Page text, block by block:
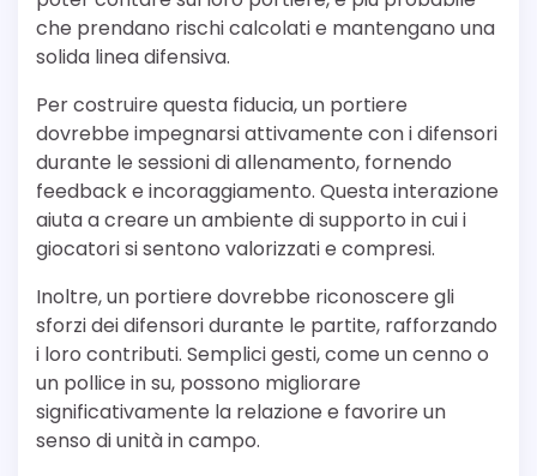
che prendano rischi calcolati e mantengano una
solida linea difensiva.
Per costruire questa fiducia, un portiere
dovrebbe impegnarsi attivamente con i difensori
durante le sessioni di allenamento, fornendo
feedback e incoraggiamento. Questa interazione
aiuta a creare un ambiente di supporto in cui i
giocatori si sentono valorizzati e compresi.
Inoltre, un portiere dovrebbe riconoscere gli
sforzi dei difensori durante le partite, rafforzando
i loro contributi. Semplici gesti, come un cenno o
un pollice in su, possono migliorare
significativamente la relazione e favorire un
senso di unità in campo.